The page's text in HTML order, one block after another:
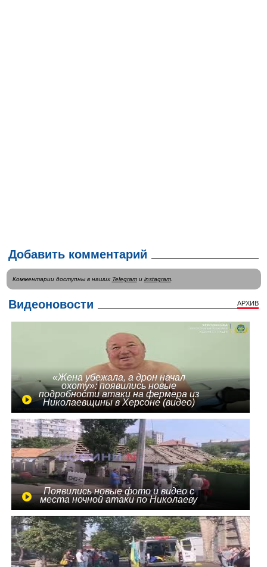
Добавить комментарий
Комментарии доступны в наших Telegramи instagram.
Видеоновости АРХИВ
«Жена убежала, а дрон начал
охоту»: появились новые
подробности атаки на фермера из
Николаевщины в Херсоне (видео)
Появились новые фото и видео с
места ночной атаки по Николаеву